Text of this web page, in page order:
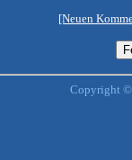
[Neuen
Copyright ©